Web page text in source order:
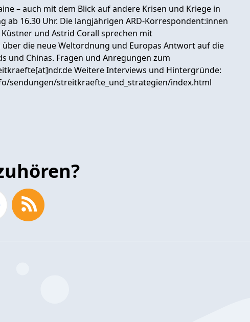
– auch mit dem Blick auf andere Krisen und Kriege in
ab 16.30 Uhr. Die langjährigen ARD-Korrespondent:innen
und Astrid Corall sprechen mit
die neue Weltordnung und Europas Antwort auf die
und Chinas. Fragen und Anregungen zum
Weitere Interviews und Hintergründe:
sendungen/streitkraefte_und_strategien/index.html